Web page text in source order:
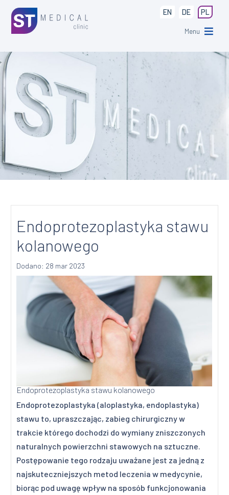
EN DE PL
Menu
Endoprotezoplastyka stawu
kolanowego
Dodano: 28 mar 2023
Endoprotezoplastyka stawu kolanowego
Endoprotezoplastyka (aloplastyka, endoplastyka)
stawu to, upraszczając, zabieg chirurgiczny w
trakcie którego dochodzi do wymiany zniszczonych
naturalnych powierzchni stawowych na sztuczne.
Postępowanie tego rodzaju uważane jest za jedną z
najskuteczniejszych metod leczenia w medycynie,
biorąc pod uwagę wpływ na sposób funkcjonowania